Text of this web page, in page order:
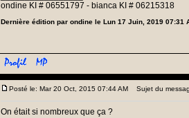
ondine KI # 06551797 - bianca KI # 06215318
Dernière édition par ondine le Lun 17 Juin, 2019 07:31
Posté le: Mar 20 Oct, 2015 07:44 AM Sujet du
On était si nombreux que ça ?